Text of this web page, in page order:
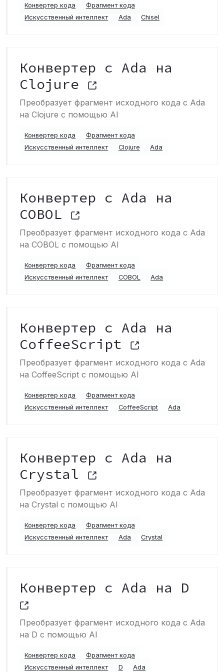
Конвертер кода
Фрагмент кода
Искусственный интеллект
Ada Chisel
Конвертер с Ada на
Clojure
Преобразует фрагмент исходного кода с Ada
на Clojure с помощью AI
Конвертер кода
Фрагмент кода
Искусственный интеллект
Clojure Ada
Конвертер с Ada на
COBOL
Преобразует фрагмент исходного кода с Ada
на COBOL с помощью AI
Конвертер кода
Фрагмент кода
Искусственный интеллект
COBOL Ada
Конвертер с Ada на
CoffeeScript
Преобразует фрагмент исходного кода с Ada
на CoffeeScript с помощью AI
Конвертер кода
Фрагмент кода
Искусственный интеллект
CoffeeScript Ada
Конвертер с Ada на
Crystal
Преобразует фрагмент исходного кода с Ada
на Crystal с помощью AI
Конвертер кода
Фрагмент кода
Искусственный интеллект
Ada Crystal
Конвертер с Ada на D
Преобразует фрагмент исходного кода с Ada
на D с помощью AI
Конвертер кода
Фрагмент кода
Искусственный интеллект
D Ada